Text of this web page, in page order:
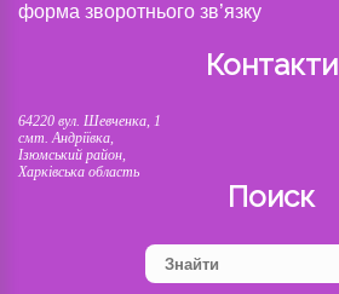
форма зворотнього зв’язку
Контакти
64220 вул. Шевченка, 1
смт. Андріївка,
Ізюмський район,
Харківська область
Поиск